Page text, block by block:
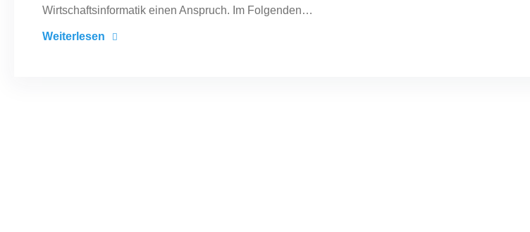
Wirtschaftsinformatik einen Anspruch. Im Folgenden…
Weiterlesen